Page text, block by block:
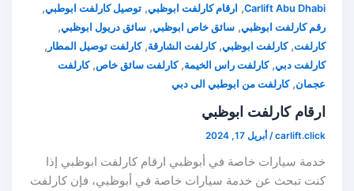
Carlift Abu Dhabi
, ارقام كارلفت ابوظبي,توصيل كارلفت ابوطبي,
رقم كارلفت ابوظبي,سائق خاص ابوظبي,سائق دريول ابوظبي,
كارلفت,كارلفت ابوظبي,كارلفت الشارقة,كارلفت توصيل المطار ,
كارلفت دبي,كارلفت راس الخيمة,كارلفت سائق خاص,كارلفت
عجمان,كارلفت من ابوطبي الى دبي
ارقام كارلفت ابوظبي
carlift.click
/ أبريل 17, 2024
خدمة سيارات خاصة في أبوظبي ارقام كارلفت ابوظبي إذا
كنت تبحث عن خدمة سيارات خاصة في أبوظبي، فإن كارلفت